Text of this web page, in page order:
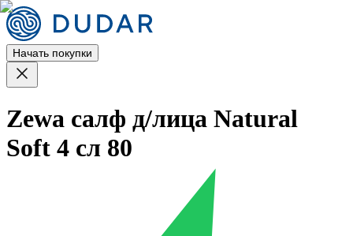
Начать покупки
Zewa салф д/лица Natural
Soft 4 сл 80